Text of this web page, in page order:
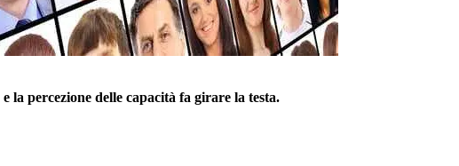
la percezione delle capacità fa girare la testa.